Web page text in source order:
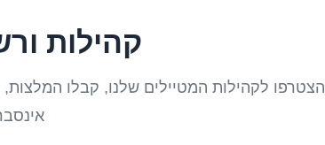
קהילות
הצטרפו לקהילות המטיילים שלנו, קבלו המלצות,